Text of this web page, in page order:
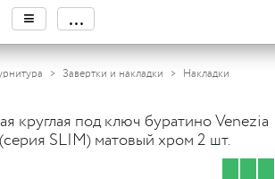
≡ ...
Завертки и накладки
Накладки
круглая под ключ буратино Venezia
SLIM) матовый хром 2 шт.